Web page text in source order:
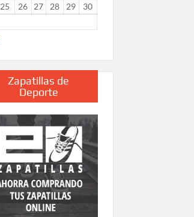
25 26 27 28 29
30
Zapatillas de
Deporte